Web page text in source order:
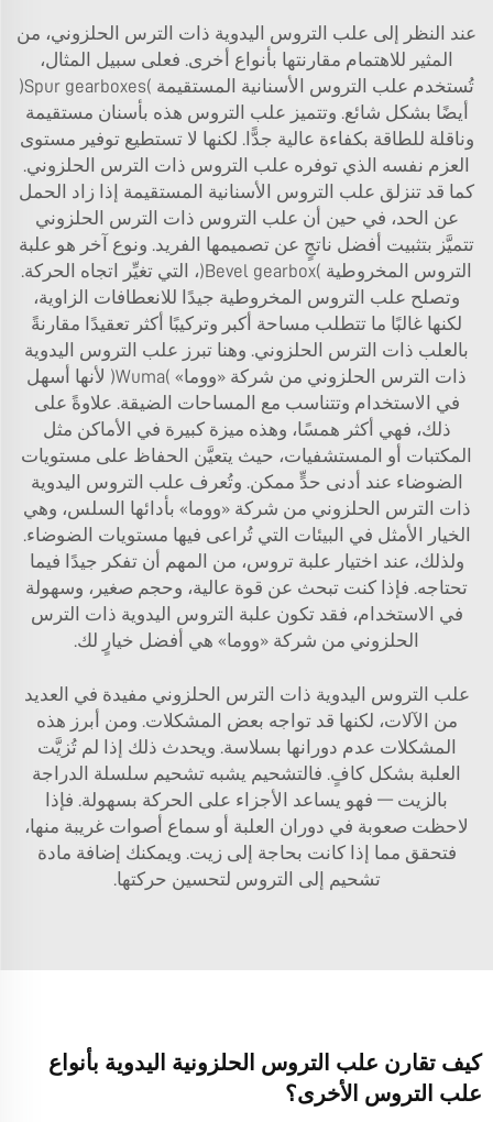
عند النظر إلى علب التروس اليدوية ذات الترس الحلزوني، من
المثير للاهتمام مقارنتها بأنواع أخرى. فعلى سبيل المثال،
تُستخدم علب التروس الأسنانية المستقيمة (Spur gearboxes)
أيضًا بشكل شائع. وتتميز علب التروس هذه بأسنان مستقيمة
وناقلة للطاقة بكفاءة عالية جدًّا. لكنها لا تستطيع توفير مستوى
العزم نفسه الذي توفره علب التروس ذات الترس الحلزوني.
كما قد تنزلق علب التروس الأسنانية المستقيمة إذا زاد الحمل
عن الحد، في حين أن علب التروس ذات الترس الحلزوني
تتميَّز بتثبيت أفضل ناتجٍ عن تصميمها الفريد. ونوع آخر هو علبة
التروس المخروطية (Bevel gearbox)، التي تغيِّر اتجاه الحركة.
وتصلح علب التروس المخروطية جيدًا للانعطافات الزاوية،
لكنها غالبًا ما تتطلب مساحة أكبر وتركيبًا أكثر تعقيدًا مقارنةً
بالعلب ذات الترس الحلزوني. وهنا تبرز علب التروس اليدوية
ذات الترس الحلزوني من شركة «ووما» (Wuma) لأنها أسهل
في الاستخدام وتتناسب مع المساحات الضيقة. علاوةً على
ذلك، فهي أكثر همسًا، وهذه ميزة كبيرة في الأماكن مثل
المكتبات أو المستشفيات، حيث يتعيَّن الحفاظ على مستويات
الضوضاء عند أدنى حدٍّ ممكن. وتُعرف علب التروس اليدوية
ذات الترس الحلزوني من شركة «ووما» بأدائها السلس، وهي
الخيار الأمثل في البيئات التي تُراعى فيها مستويات الضوضاء.
ولذلك، عند اختيار علبة تروس، من المهم أن تفكر جيدًا فيما
تحتاجه. فإذا كنت تبحث عن قوة عالية، وحجم صغير، وسهولة
في الاستخدام، فقد تكون علبة التروس اليدوية ذات الترس
الحلزوني من شركة «ووما» هي أفضل خيارٍ لك.
علب التروس اليدوية ذات الترس الحلزوني مفيدة في العديد
من الآلات، لكنها قد تواجه بعض المشكلات. ومن أبرز هذه
المشكلات عدم دورانها بسلاسة. ويحدث ذلك إذا لم تُزيَّت
العلبة بشكل كافٍ. فالتشحيم يشبه تشحيم سلسلة الدراجة
بالزيت — فهو يساعد الأجزاء على الحركة بسهولة. فإذا
لاحظت صعوبة في دوران العلبة أو سماع أصوات غريبة منها،
فتحقق مما إذا كانت بحاجة إلى زيت. ويمكنك إضافة مادة
تشحيم إلى التروس لتحسين حركتها.
كيف تقارن علب التروس الحلزونية اليدوية بأنواع
علب التروس الأخرى؟